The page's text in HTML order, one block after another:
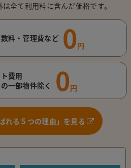
全て利用料に含んだ価格です。
料・管理費など 0円
費用
一部物件除く
0円
れる５つの理由」を見る